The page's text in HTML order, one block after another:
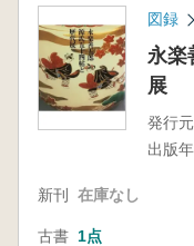
図録
永楽
展
発行元
出版年
新刊 在庫なし
古書 1点